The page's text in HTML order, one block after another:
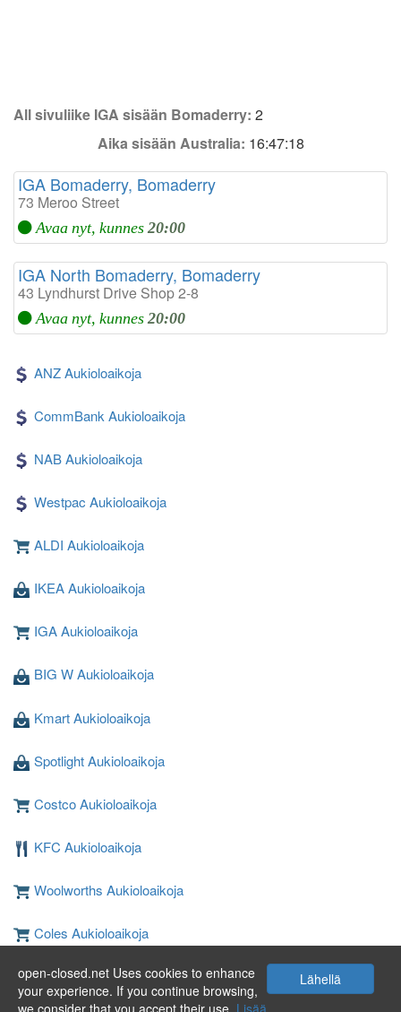
Lähellä
open-closed.net Uses cookies to enhance
your experience. If you continue browsing,
we consider that you accept their use. Lisää
All sivuliike IGA sisään Bomaderry: 2
Aika sisään Australia: 16:47:18
IGA Bomaderry, Bomaderry
73 Meroo Street
Avaa nyt, kunnes 20:00
IGA North Bomaderry, Bomaderry
43 Lyndhurst Drive Shop 2-8
Avaa nyt, kunnes 20:00
ANZ Aukioloaikoja
CommBank Aukioloaikoja
NAB Aukioloaikoja
Westpac Aukioloaikoja
ALDI Aukioloaikoja
IKEA Aukioloaikoja
IGA Aukioloaikoja
BIG W Aukioloaikoja
Kmart Aukioloaikoja
Spotlight Aukioloaikoja
Costco Aukioloaikoja
KFC Aukioloaikoja
Woolworths Aukioloaikoja
Coles Aukioloaikoja
JB Hi-Fi Aukioloaikoja